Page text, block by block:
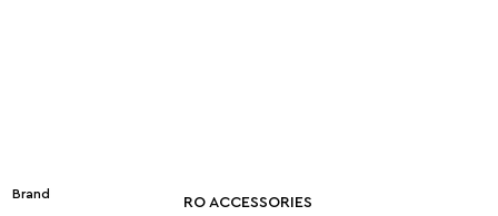
Brand
RO ACCESSORIES